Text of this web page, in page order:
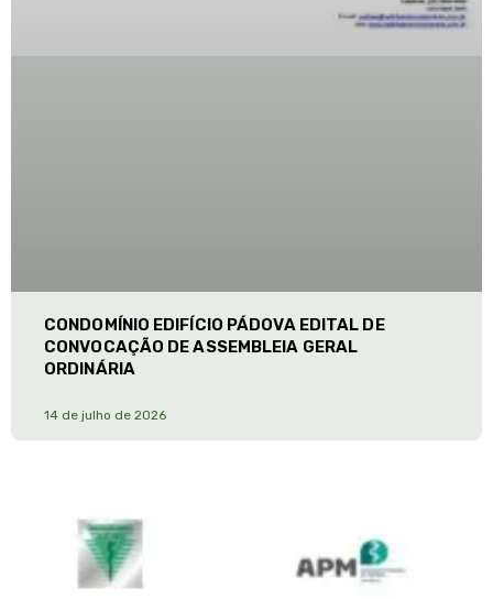
CONDOMÍNIO EDIFÍCIO PÁDOVA EDITAL DE
CONVOCAÇÃO DE ASSEMBLEIA GERAL
ORDINÁRIA
14 de julho de 2026